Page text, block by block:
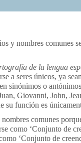
y nombres comunes
de la lengua
a seres únicos, ya
sinónimos o
Giovanni, John,
su función es
comunes
como ‘Conjunto de
‘Conjunto de